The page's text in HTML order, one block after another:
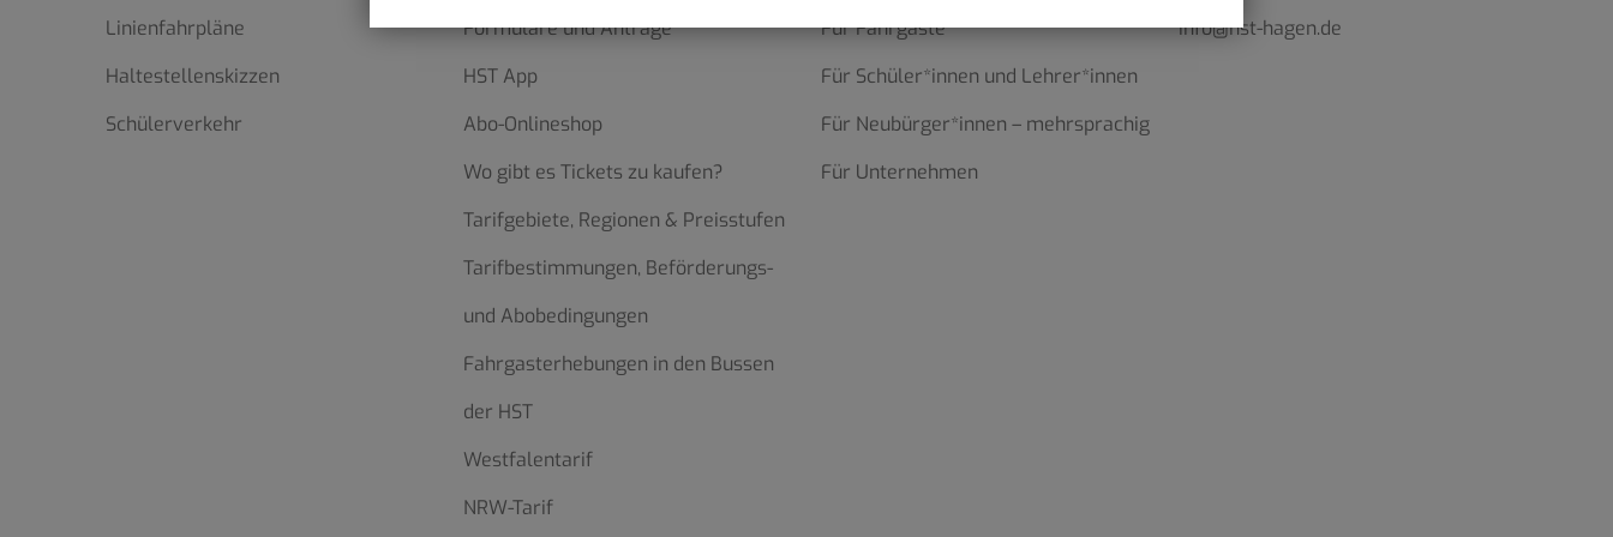
Linienfahrpläne
Haltestellenskizzen
Schülerverkehr
Formulare und Anträge
HST App
Abo-Onlineshop
Wo gibt es Tickets zu kaufen?
Tarifgebiete, Regionen & Preisstufen
Tarifbestimmungen, Beförderungs-
und Abobedingungen
Fahrgasterhebungen in den Bussen
der HST
Westfalentarif
NRW-Tarif
Für Fahrgäste
Für Schüler*innen und Lehrer*innen
Für Neubürger*innen – mehrsprachig
Für Unternehmen
info@hst-hagen.de